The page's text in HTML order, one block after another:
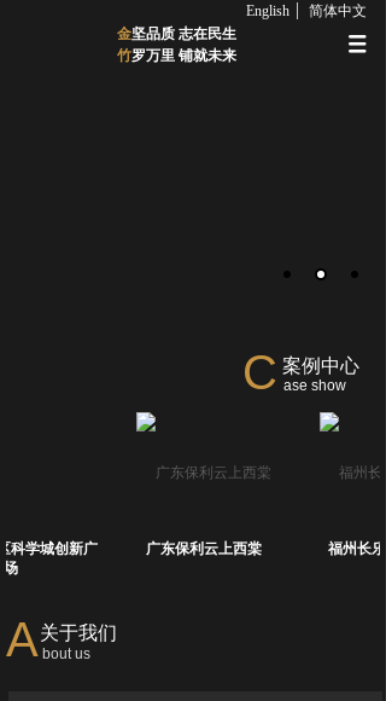
English
简体中文
金坚品质 志在民生
竹罗万里 铺就未来
科学城创新广
场
广东保利云上西棠 福州长乐
案例中心
ase show
C
bout us
A关于我们